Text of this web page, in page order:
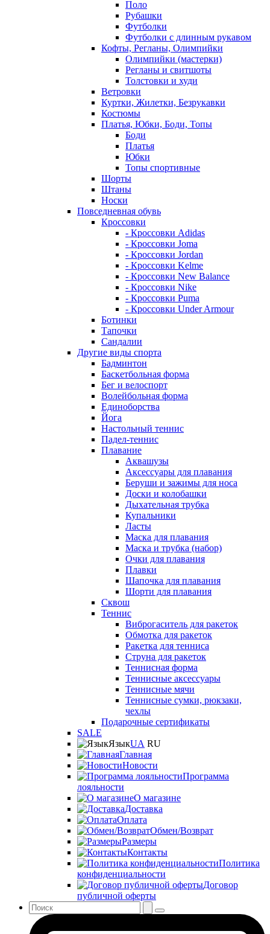
Поло
Рубашки
Футболки
Футболки с длинным рукавом
Кофты, Регланы, Олимпийки
Олимпийки (мастерки)
Регланы и свитшоты
Толстовки и худи
Ветровки
Куртки, Жилетки, Безрукавки
Костюмы
Платья, Юбки, Боди, Топы
Боди
Платья
Юбки
Топы спортивные
Шорты
Штаны
Носки
Повседневная обувь
Кроссовки
- Кроссовки Adidas
- Кроссовки Joma
- Кроссовки Jordan
- Кроссовки Kelme
- Кроссовки New Balance
- Кроссовки Nike
- Кроссовки Puma
- Кроссовки Under Armour
Ботинки
Тапочки
Сандалии
Другие виды спорта
Бадминтон
Баскетбольная форма
Бег и велоспорт
Волейбольная форма
Единоборства
Йога
Настольный теннис
Падел-теннис
Плавание
Аквашузы
Аксессуары для плавания
Беруши и зажимы для носа
Доски и колобашки
Дыхательная трубка
Купальники
Ласты
Маска для плавания
Маска и трубка (набор)
Очки для плавания
Плавки
Шапочка для плавания
Шорти для плавания
Сквош
Теннис
Виброгаситель для ракеток
Обмотка для ракеток
Ракетка для тенниса
Струна для ракеток
Теннисная форма
Теннисные аксессуары
Теннисные мячи
Теннисные сумки, рюкзаки,
чехлы
Подарочные сертификаты
SALE
ЯзыкUA RU
Главная
Новости
Программа
лояльности
О магазине
Доставка
Оплата
Обмен/Возврат
Размеры
Контакты
Политика
конфиденциальности
Договор
публичной оферты